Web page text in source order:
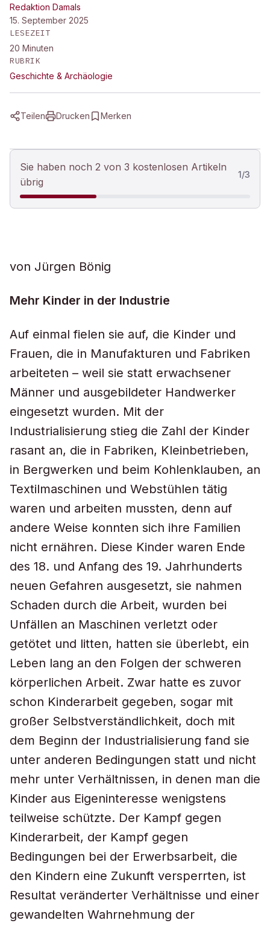
Redaktion Damals
15. September 2025
LESEZEIT
20 Minuten
RUBRIK
Geschichte & Archäologie
Teilen Drucken Merken
Sie haben noch 2 von 3 kostenlosen Artikeln
übrig
1/3
von Jürgen Bönig
Mehr Kinder in der Industrie
Auf einmal fielen sie auf, die Kinder und
Frauen, die in Manufakturen und Fabriken
arbeiteten – weil sie statt erwachsener
Männer und ausgebildeter Handwerker
eingesetzt wurden. Mit der
Industrialisierung stieg die Zahl der Kinder
rasant an, die in Fabriken, Kleinbetrieben,
in Bergwerken und beim Kohlenklauben, an
Textilmaschinen und Webstühlen tätig
waren und arbeiten mussten, denn auf
andere Weise konnten sich ihre Familien
nicht ernähren. Diese Kinder waren Ende
des 18. und Anfang des 19. Jahrhunderts
neuen Gefahren ausgesetzt, sie nahmen
Schaden durch die Arbeit, wurden bei
Unfällen an Maschinen verletzt oder
getötet und litten, hatten sie überlebt, ein
Leben lang an den Folgen der schweren
körperlichen Arbeit. Zwar hatte es zuvor
schon Kinderarbeit gegeben, sogar mit
großer Selbstverständlichkeit, doch mit
dem Beginn der Industrialisierung fand sie
unter anderen Bedingungen statt und nicht
mehr unter Verhältnissen, in denen man die
Kinder aus Eigeninteresse wenigstens
teilweise schützte. Der Kampf gegen
Kinderarbeit, der Kampf gegen
Bedingungen bei der Erwerbsarbeit, die
den Kindern eine Zukunft versperrten, ist
Resultat veränderter Verhältnisse und einer
gewandelten Wahrnehmung der